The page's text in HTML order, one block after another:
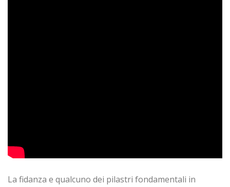
La fidanza e qualcuno dei pilastri fondamentali in